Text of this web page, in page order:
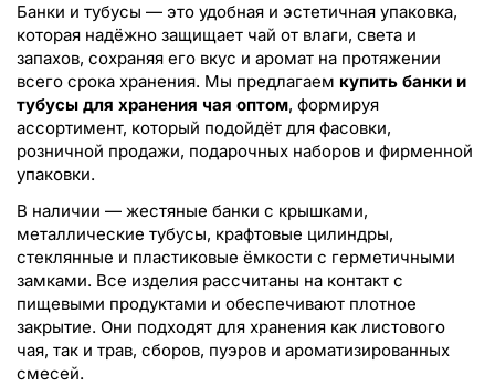
Банки и тубусы — это удобная и эстетичная упаковка,
которая надёжно защищает чай от влаги, света и
запахов, сохраняя его вкус и аромат на протяжении
всего срока хранения. Мы предлагаем купить банки и
тубусы для хранения чая оптом, формируя
ассортимент, который подойдёт для фасовки,
розничной продажи, подарочных наборов и фирменной
упаковки.
В наличии — жестяные банки с крышками,
металлические тубусы, крафтовые цилиндры,
стеклянные и пластиковые ёмкости с герметичными
замками. Все изделия рассчитаны на контакт с
пищевыми продуктами и обеспечивают плотное
закрытие. Они подходят для хранения как листового
чая, так и трав, сборов, пуэров и ароматизированных
смесей.